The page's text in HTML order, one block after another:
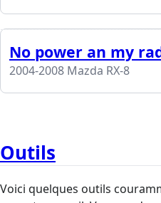
No power an my
2004-2008 Mazda RX-8
Outils
Voici quelques outils